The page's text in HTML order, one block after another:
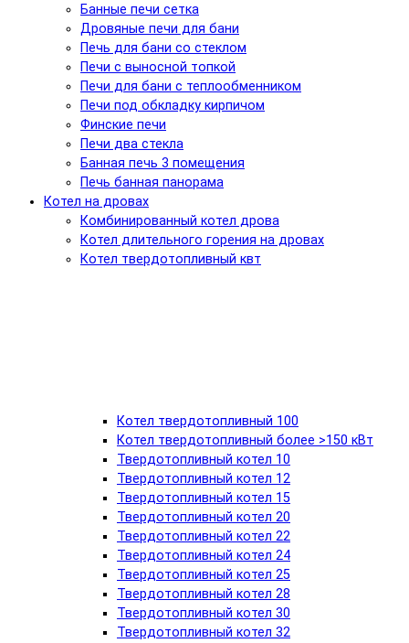
Банные печи сетка
Дровяные печи для бани
Печь для бани со стеклом
Печи с выносной топкой
Печи для бани с теплообменником
Печи под обкладку кирпичом
Финские печи
Печи два стекла
Банная печь 3 помещения
Печь банная панорама
Котел на дровах
Комбинированный котел дрова
Котел длительного горения на дровах
Котел твердотопливный квт
Котел твердотопливный 100
Котел твердотопливный более >150 кВт
Твердотопливный котел 10
Твердотопливный котел 12
Твердотопливный котел 15
Твердотопливный котел 20
Твердотопливный котел 22
Твердотопливный котел 24
Твердотопливный котел 25
Твердотопливный котел 28
Твердотопливный котел 30
Твердотопливный котел 32